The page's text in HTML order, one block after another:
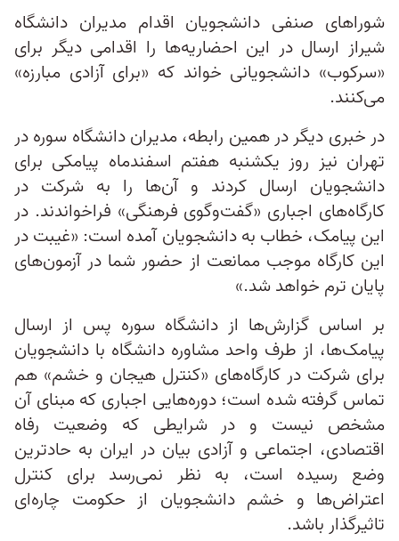
شوراهای صنفی دانشجویان اقدام مدیران دانشگاه
شیراز ارسال در این احضاریه‌ها را اقدامی دیگر برای
«سرکوب» دانشجویانی خواند که «برای آزادی مبارزه»
می‌کنند.
در خبری دیگر در همین رابطه، مدیران دانشگاه سوره در
تهران نیز روز یکشنبه هفتم اسفندماه پیامکی برای
دانشجویان ارسال کردند و آن‌ها را به شرکت در
کارگاه‌های اجباری «گفت‌وگوی فرهنگی» فراخواندند. در
این پیامک، خطاب به دانشجویان آمده است: «غیبت در
این کارگاه موجب ممانعت از حضور شما در آزمون‌های
پایان ترم خواهد شد.»
بر اساس گزارش‌ها از دانشگاه سوره پس از ارسال
پیامک‌ها، از طرف واحد مشاوره‌ دانشگاه با دانشجویان
برای شرکت در کارگاه‌های «کنترل هیجان و خشم»‌ هم
تماس گرفته شده است؛ دوره‌هایی اجباری که مبنای آن
مشخص نیست و در شرایطی که وضعیت رفاه
اقتصادی، اجتماعی و آزادی بیان در ایران به حادترین
وضع رسیده است، به نظر نمی‌رسد برای کنترل
اعتراض‌ها و خشم دانشجویان از حکومت چاره‌ای
تاثیرگذار باشد.